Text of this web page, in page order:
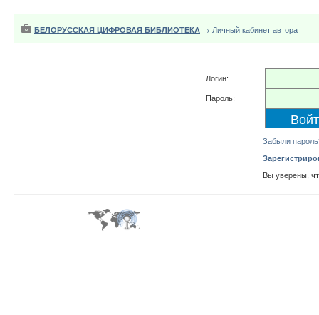
БЕЛОРУССКАЯ ЦИФРОВАЯ БИБЛИОТЕКА → Личный кабинет автора
Логин:
Пароль:
Забыли
Вы уверены,